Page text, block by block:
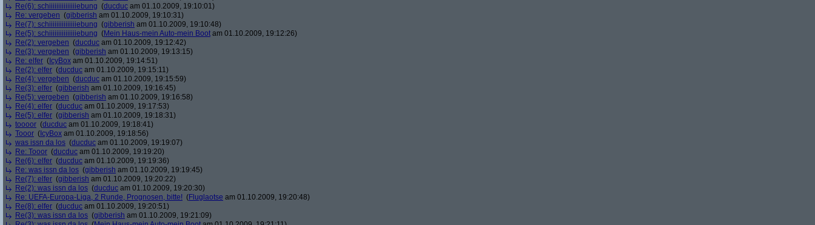
Re(6): schiiiiiiiiiiiiiiiebung (ducduc am 01.10.2009, 19:10:01)
Re: vergeben (gibberish am 01.10.2009, 19:10:31)
Re(7): schiiiiiiiiiiiiiiiebung (gibberish am 01.10.2009, 19:10:48)
Re(5): schiiiiiiiiiiiiiiiebung (Mein Haus-mein Auto-mein Boot am 01.10.2009, 19:12:26)
Re(2): vergeben (ducduc am 01.10.2009, 19:12:42)
Re(3): vergeben (gibberish am 01.10.2009, 19:13:15)
Re: elfer ( IcyBox am 01.10.2009, 19:14:51)
Re(2): elfer (ducduc am 01.10.2009, 19:15:11)
Re(4): vergeben (ducduc am 01.10.2009, 19:15:59)
Re(3): elfer (gibberish am 01.10.2009, 19:16:45)
Re(5): vergeben (gibberish am 01.10.2009, 19:16:58)
Re(4): elfer (ducduc am 01.10.2009, 19:17:53)
Re(5): elfer (gibberish am 01.10.2009, 19:18:31)
toooor (ducduc am 01.10.2009, 19:18:41)
Tooor ( IcyBox am 01.10.2009, 19:18:56)
was issn da los (ducduc am 01.10.2009, 19:19:07)
Re: Tooor (ducduc am 01.10.2009, 19:19:20)
Re(6): elfer (ducduc am 01.10.2009, 19:19:36)
Re: was issn da los (gibberish am 01.10.2009, 19:19:45)
Re(7): elfer (gibberish am 01.10.2009, 19:20:22)
Re(2): was issn da los (ducduc am 01.10.2009, 19:20:30)
Re: UEFA-Europa-Liga, 2 Runde, Prognosen, bitte! (Fluglaotse am 01.10.2009, 19:20:48)
Re(8): elfer (ducduc am 01.10.2009, 19:20:51)
Re(3): was issn da los (gibberish am 01.10.2009, 19:21:09)